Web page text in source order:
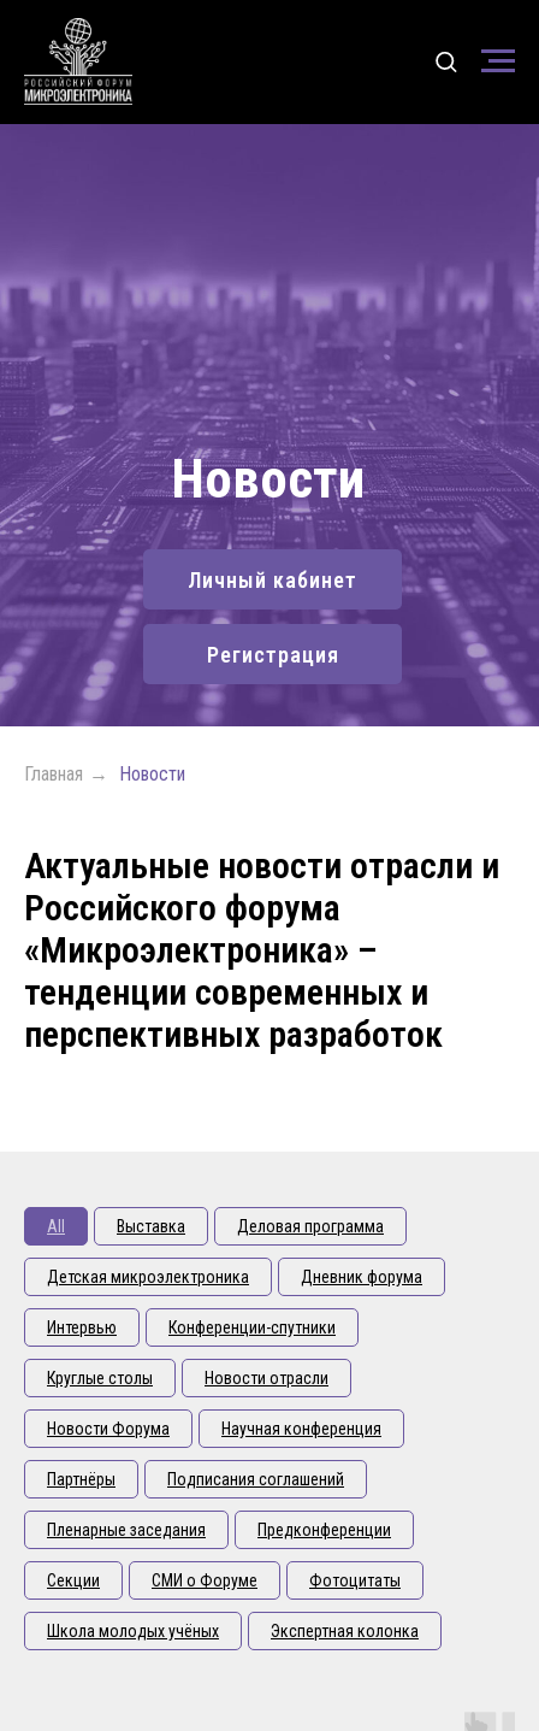
Регистрация
Личный кабинет
Новости
Главная → Новости
Актуальные новости отрасли и
Российского форума
«Микроэлектроника» –
тенденции современных и
перспективных разработок
All Выставка Деловая программа
Детская микроэлектроника Дневник форума
Интервью Конференции-спутники
Круглые столы Новости отрасли
Новости Форума Научная конференция
Партнёры Подписания соглашений
Пленарные заседания Предконференции
Секции СМИ о Форуме Фотоцитаты
Школа молодых учёных Экспертная колонка